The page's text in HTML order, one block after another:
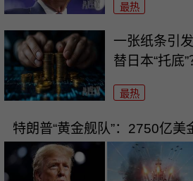
最热
一张纸条引
替日本“托底”
最热
特朗普“黄金舰队”：2750亿美